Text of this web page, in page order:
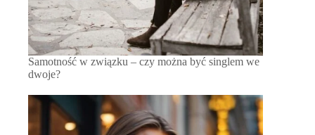
Samotność w związku – czy można być singlem we
dwoje?